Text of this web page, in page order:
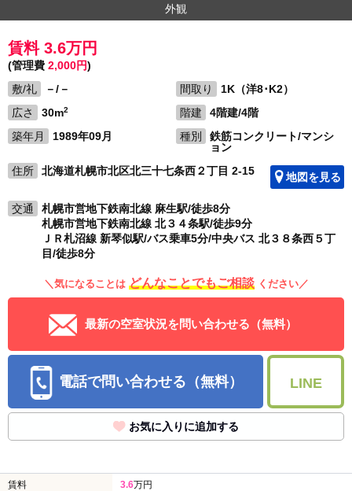
外観
賃料 3.6万円
(管理費 2,000円)
敷/礼
－/－ 間取り
1K（洋8･K2）
広さ
30m2 階建
4階建/4階
築年月
1989年09月 種別
鉄筋コンクリート/マンシ
ョン
住所
北海道札幌市北区北三十七条西２丁目 2-15 地図を見る
交通
札幌市営地下鉄南北線 麻生駅/徒歩8分
札幌市営地下鉄南北線 北３４条駅/徒歩9分
ＪＲ札沼線 新琴似駅/バス乗車5分/中央バス 北３８条西５丁
目/徒歩8分
＼気になることは どんなことでもご相談 ください／
最新の空室状況を問い合わせる（無料）
電話で問い合わせる（無料） LINE
お気に入りに追加する
賃料 3.6万円